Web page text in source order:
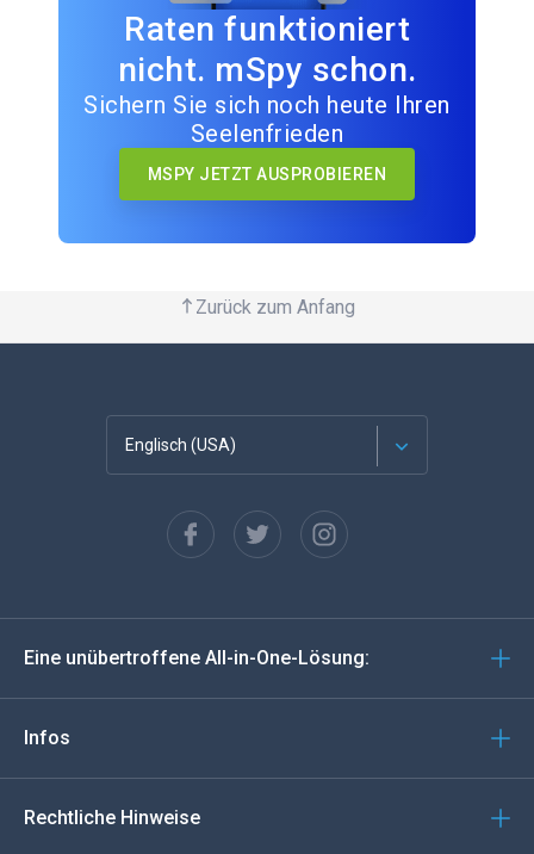
Raten funktioniert
nicht. mSpy schon.
Sichern Sie sich noch heute Ihren
Seelenfrieden
MSPY JETZT AUSPROBIEREN
Zurück zum Anfang
Englisch (USA)
Español
Deutsch
Eine unübertroffene All-in-One-Lösung:
Infos
Rechtliche Hinweise